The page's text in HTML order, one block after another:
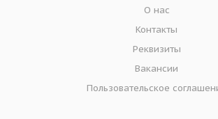
О нас
Контакты
Реквизиты
Вакансии
Пользовательское